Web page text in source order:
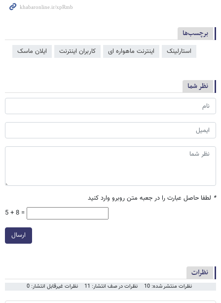
برچسب‌ها
استارلینک اینترنت ماهواره ای کاربران اینترنت ایلان ماسک
نظر شما
* لطفا حاصل عبارت را در جعبه متن روبرو وارد کنید
5 + 8 =
ارسال
نظرات
نظرات منتشر شده: 10 نظرات در صف انتشار: 11 نظرات غیرقابل انتشار: 0